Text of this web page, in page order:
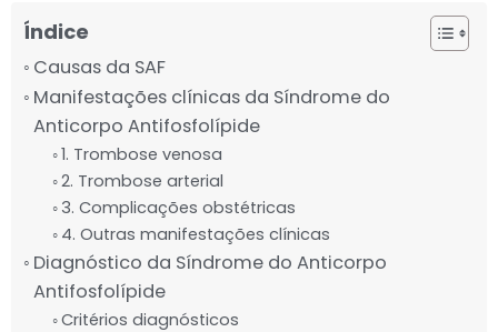
Índice
Causas da SAF
Manifestações clínicas da Síndrome do
Anticorpo Antifosfolípide
1. Trombose venosa
2. Trombose arterial
3. Complicações obstétricas
4. Outras manifestações clínicas
Diagnóstico da Síndrome do Anticorpo
Antifosfolípide
Critérios diagnósticos